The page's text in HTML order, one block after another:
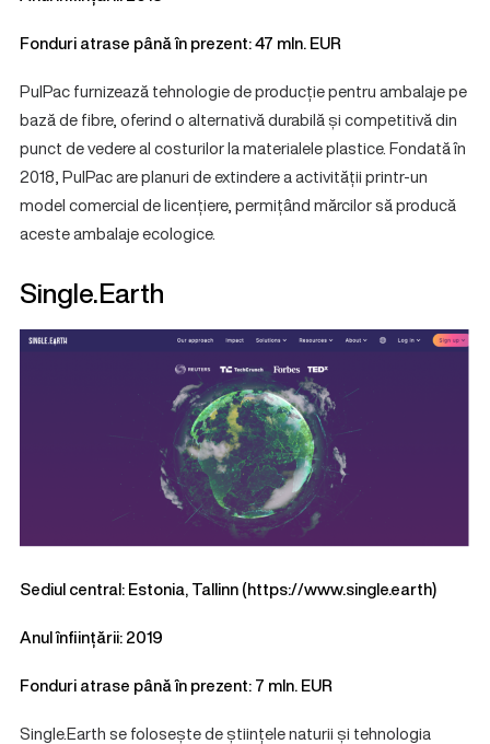
Fonduri atrase până în prezent: 47 mln. EUR
PulPac furnizează tehnologie de producție pentru ambalaje pe
bază de fibre, oferind o alternativă durabilă și competitivă din
punct de vedere al costurilor la materialele plastice. Fondată în
2018, PulPac are planuri de extindere a activității printr-un
model comercial de licențiere, permițând mărcilor să producă
aceste ambalaje ecologice.
Single.Earth
Sediul central: Estonia, Tallinn (https://www.single.earth)
Anul înființării: 2019
Fonduri atrase până în prezent: 7 mln. EUR
Single.Earth se folosește de științele naturii și tehnologia